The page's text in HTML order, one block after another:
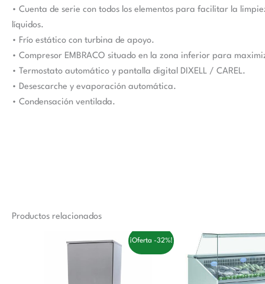
• Cuenta de serie con todos los elementos para facilitar la
líquidos.
• Frío estático con turbina de apoyo.
• Compresor EMBRACO situado en la zona inferior para
• Termostato automático y pantalla digital DIXELL / CAREL.
• Desescarche y evaporación automática.
• Condensación ventilada.
Productos relacionados
¡Oferta -32%!
precio
El
original
era:
3.596,00